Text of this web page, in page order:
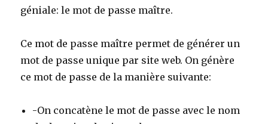
géniale: le mot de passe maître.
Ce mot de passe maître permet de générer un
mot de passe unique par site web. On génère
ce mot de passe de la manière suivante:
-On concatène le mot de passe avec le nom